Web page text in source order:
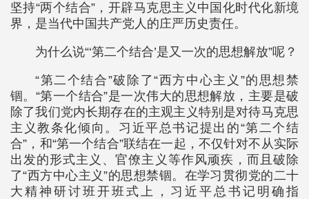
坚持“两个结合”，开辟马克思主义中国化时代化新境
界，是当代中国共产党人的庄严历史责任。
为什么说“‘第二个结合’是又一次的思想解放”呢？
“第二个结合”破除了“西方中心主义”的思想禁
锢。“第一个结合”是一次伟大的思想解放，主要是破
除了我们党内长期存在的主观主义特别是对待马克思
主义教条化倾向。习近平总书记提出的“第二个结
合”，和“第一个结合”联结在一起，不仅针对不从实际
出发的形式主义、官僚主义等作风顽疾，而且破除
了“西方中心主义”的思想禁锢。在学习贯彻党的二十
大精神研讨班开班式上，习近平总书记明确指